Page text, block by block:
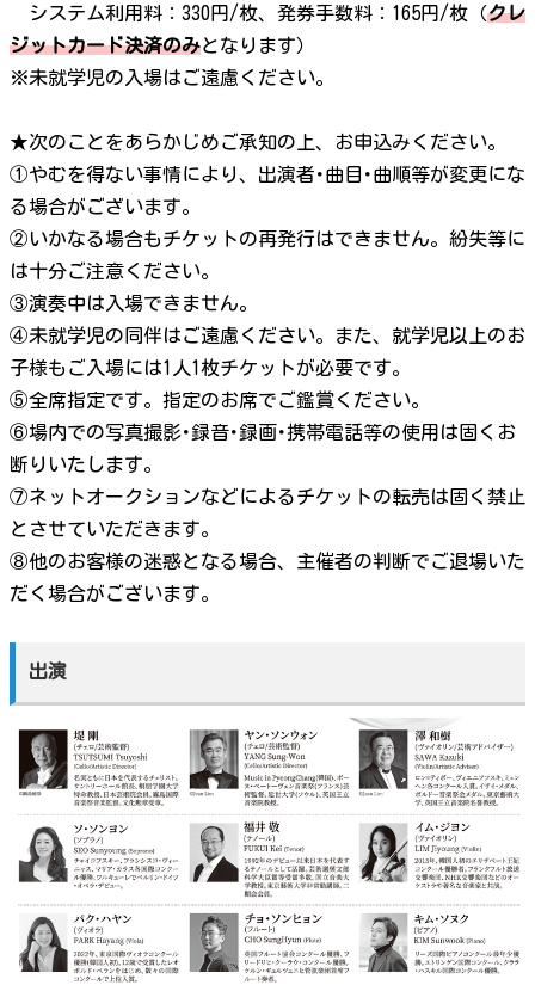
システム利用料：330円/枚、発券手数料：165円/枚（クレ
ジットカード決済のみとなります）
※未就学児の入場はご遠慮ください。
★次のことをあらかじめご承知の上、お申込みください。
①やむを得ない事情により、出演者･曲目･曲順等が変更にな
る場合がございます。
②いかなる場合もチケットの再発行はできません。紛失等に
は十分ご注意ください。
③演奏中は入場できません。
④未就学児の同伴はご遠慮ください。また、就学児以上のお
子様もご入場には1人1枚チケットが必要です。
⑤全席指定です。指定のお席でご鑑賞ください。
⑥場内での写真撮影･録音･録画･携帯電話等の使用は固くお
断りいたします。
⑦ネットオークションなどによるチケットの転売は固く禁止
とさせていただきます。
⑧他のお客様の迷惑となる場合、主催者の判断でご退場いた
だく場合がございます。
出演